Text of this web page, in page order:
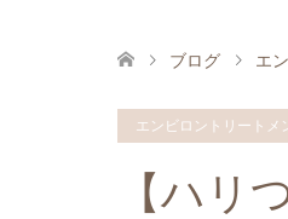
ブログ エ
エンビロントリートメ
【ハリ